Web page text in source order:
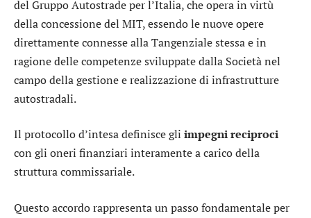
del Gruppo Autostrade per l’Italia, che opera in virtù
della concessione del MIT, essendo le nuove opere
direttamente connesse alla Tangenziale stessa e in
ragione delle competenze sviluppate dalla Società nel
campo della gestione e realizzazione di infrastrutture
autostradali.
Il protocollo d’intesa definisce gli impegni reciproci
con gli oneri finanziari interamente a carico della
struttura commissariale.
Questo accordo rappresenta un passo fondamentale per